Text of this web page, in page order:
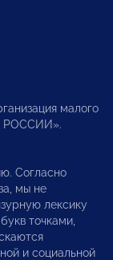
малого
РОССИИ».
Согласно
мы не
лексику
точками,
и социальной